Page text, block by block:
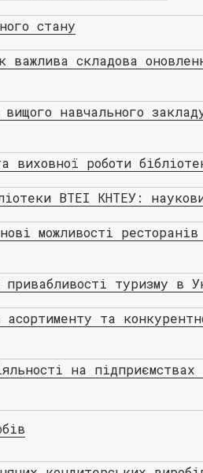
стану
важлива складова
навчального
виховної роботи
ВТЕІ КНТЕУ:
можливості ресторанів
привабливості туризму в
та
на підприємствах